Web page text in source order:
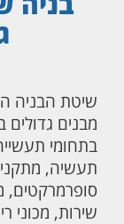
שיטת הבניה
מבנים גדולים
בתחומי
תעשיה,
סופרמרקטים,
שירות, מכוני